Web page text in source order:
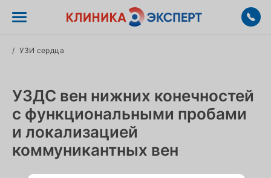
/ УЗИ сердца
УЗДС вен нижних конечностей
с функциональными пробами
и локализацией
коммуникантных вен